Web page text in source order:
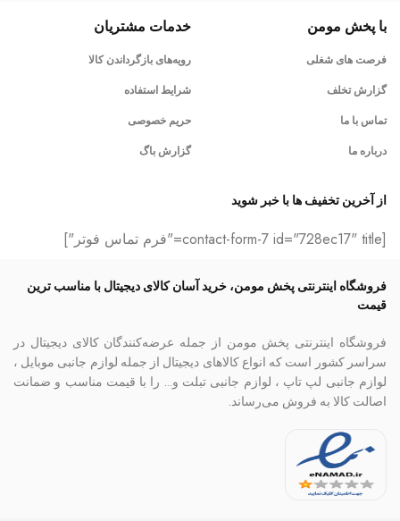
با پخش مومن
فرصت های شغلی
گزارش تخلف
تماس با ما
درباره ما
خدمات مشتریان
رویه‌های بازگرداندن کالا
شرایط استفاده
حریم خصوصی
گزارش باگ
از آخرین تخفیف ها با خبر شوید
[contact-form-7 id="728ec17" title="فرم تماس فوتر"]
فروشگاه اینترنتی پخش مومن، خرید آسان کالای دیجیتال با مناسب ترین
قیمت
فروشگاه اینترنتی پخش مومن از جمله عرضه‌کنندگان کالای دیجیتال در
سراسر کشور است که انواع کالاهای دیجیتال از جمله لوازم جانبی موبایل ،
لوازم جانبی لپ تاپ ، لوازم جانبی تبلت و… را با قیمت مناسب و ضمانت
اصالت کالا به فروش می‌رساند.